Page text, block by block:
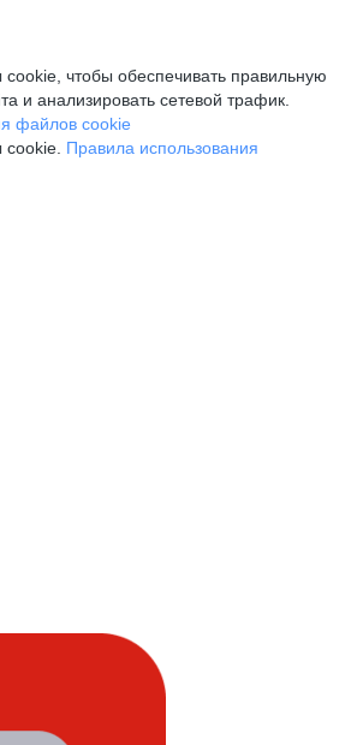
чтобы обеспечивать правильную
и анализировать сетевой трафик.
файлов cookie
Правила использования